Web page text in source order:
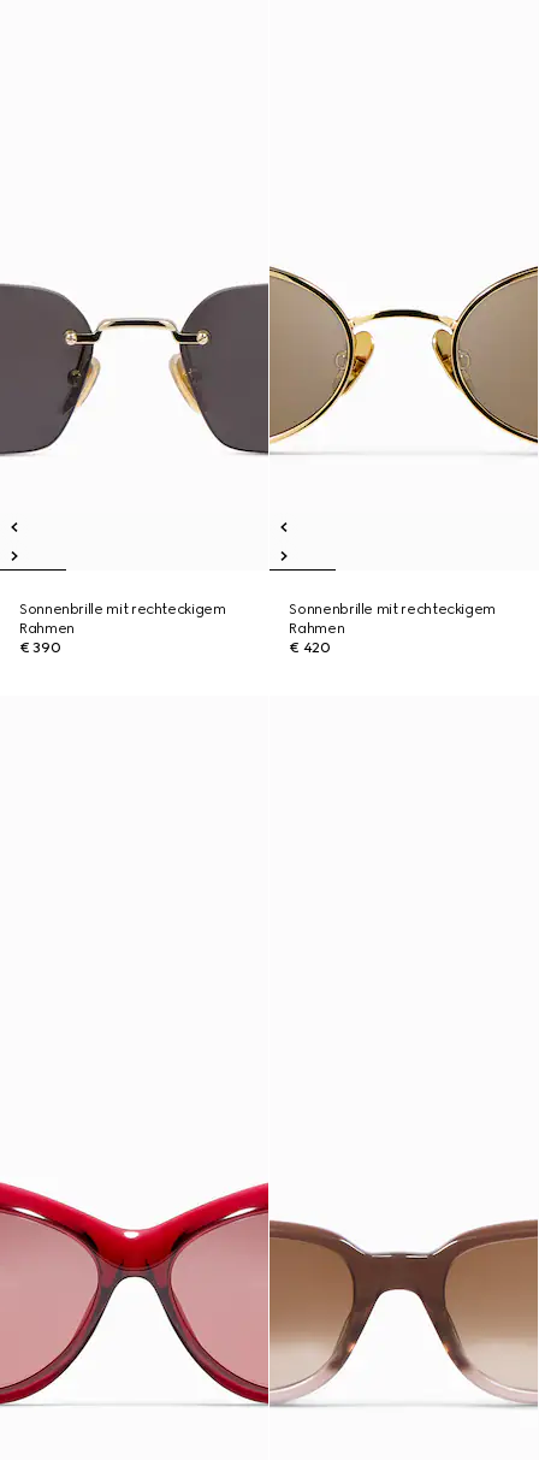
Sonnenbrille mit rechteckigem
Rahmen
€ 390
Sonnenbrille mit rechteckigem
Rahmen
€ 420